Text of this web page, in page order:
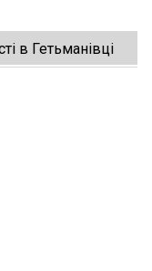
в Гетьманівці